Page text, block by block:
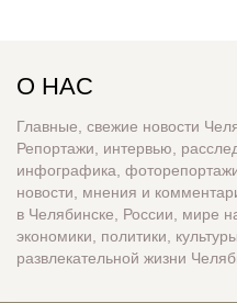
О НАС
Главные, свежие новости
Репортажи, интервью,
инфографика,
новости, мнения и
в Челябинске, России, мире
экономики, политики,
развлекательной жизни